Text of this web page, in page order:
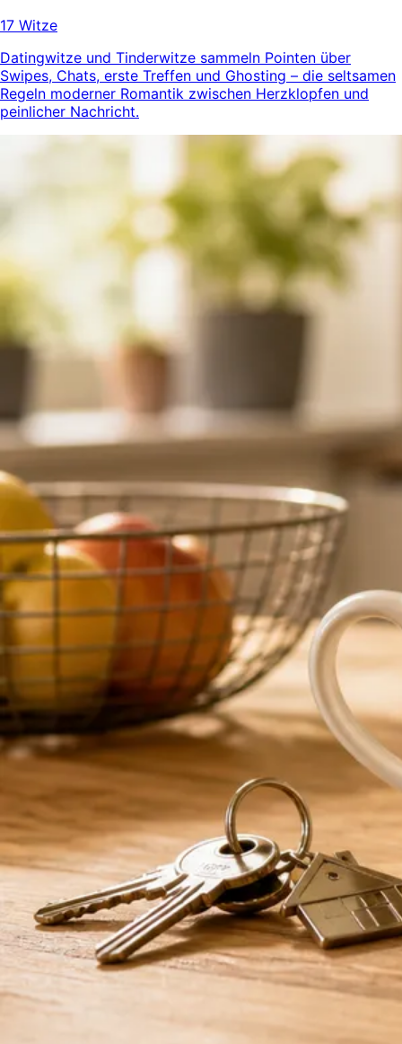
17 Witze
Datingwitze und Tinderwitze sammeln Pointen über
Swipes, Chats, erste Treffen und Ghosting – die seltsamen
Regeln moderner Romantik zwischen Herzklopfen und
peinlicher Nachricht.